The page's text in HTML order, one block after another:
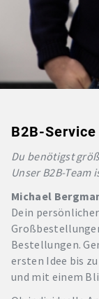
B2B-
Du benötigst
Unser B2B-Team
Michael
Dein
Bestellungen.
ersten Idee bis
und mit einem